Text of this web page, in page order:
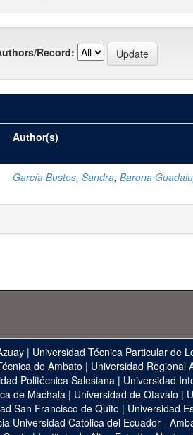
Record:
Author(s)
García Bustos, Sandra; Barona
| Universidad Técnica Particular de
de Ambato | Universidad Regional
Politécnica Salesiana| Universidad
de Machala | Universidad de Otavalo |
San Francisco de Quito | Universidad
Universidad Católica del Ecuador -